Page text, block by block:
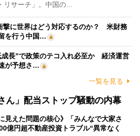
リサーチ」。中国の…
撃に世界はどう対応するのか？ 米財務
を行う中国…
成長”で政策のテコ入れ必至か 経済運営
が予想さ…
一覧を見る
ん」配当ストップ騒動の内幕
見えた問題の核心》「みんなで大家さ
億円超不動産投資トラブル“異常なく